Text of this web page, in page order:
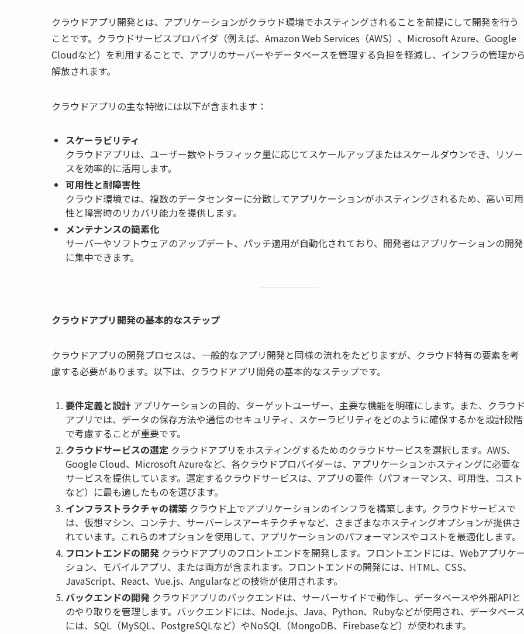
クラウドアプリ開発とは、アプリケーションがクラウド環境でホスティングされることを前提にして開発を行う
ことです。クラウドサービスプロバイダ（例えば、Amazon Web Services（AWS）、Microsoft Azure、Google
Cloudなど）を利用することで、アプリのサーバーやデータベースを管理する負担を軽減し、インフラの管理か
解放されます。
クラウドアプリの主な特徴には以下が含まれます：
スケーラビリティ
クラウドアプリは、ユーザー数やトラフィック量に応じてスケールアップまたはスケールダウンでき、リソー
スを効率的に活用します。
可用性と耐障害性
クラウド環境では、複数のデータセンターに分散してアプリケーションがホスティングされるため、高い可用
性と障害時のリカバリ能力を提供します。
メンテナンスの簡素化
サーバーやソフトウェアのアップデート、パッチ適用が自動化されており、開発者はアプリケーションの開発
に集中できます。
クラウドアプリ開発の基本的なステップ
クラウドアプリの開発プロセスは、一般的なアプリ開発と同様の流れをたどりますが、クラウド特有の要素を考
慮する必要があります。以下は、クラウドアプリ開発の基本的なステップです。
要件定義と設計 アプリケーションの目的、ターゲットユーザー、主要な機能を明確にします。また、クラウ
アプリでは、データの保存方法や通信のセキュリティ、スケーラビリティをどのように確保するかを設計段階
で考慮することが重要です。
クラウドサービスの選定 クラウドアプリをホスティングするためのクラウドサービスを選択します。AWS、
Google Cloud、Microsoft Azureなど、各クラウドプロバイダーは、アプリケーションホスティングに必要な
サービスを提供しています。選定するクラウドサービスは、アプリの要件（パフォーマンス、可用性、コスト
など）に最も適したものを選びます。
インフラストラクチャの構築 クラウド上でアプリケーションのインフラを構築します。クラウドサービスで
は、仮想マシン、コンテナ、サーバーレスアーキテクチャなど、さまざまなホスティングオプションが提供さ
れています。これらのオプションを使用して、アプリケーションのパフォーマンスやコストを最適化します。
フロントエンドの開発 クラウドアプリのフロントエンドを開発します。フロントエンドには、Webアプリケ
ション、モバイルアプリ、または両方が含まれます。フロントエンドの開発には、HTML、CSS、
JavaScript、React、Vue.js、Angularなどの技術が使用されます。
バックエンドの開発 クラウドアプリのバックエンドは、サーバーサイドで動作し、データベースや外部APIと
のやり取りを管理します。バックエンドには、Node.js、Java、Python、Rubyなどが使用され、データベー
には、SQL（MySQL、PostgreSQLなど）やNoSQL（MongoDB、Firebaseなど）が使われます。